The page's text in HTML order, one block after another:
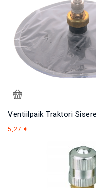
Ventiilpaik Traktori
5,27 €